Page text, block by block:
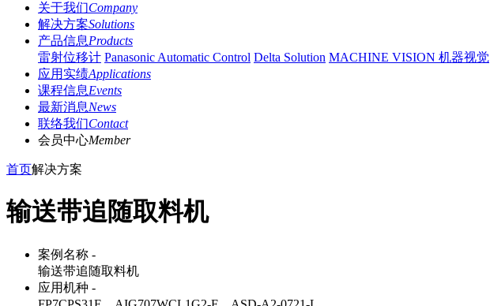
关于我们Company
解决方案Solutions
产品信息Products
雷射位移计 Panasonic Automatic Control Delta Solution MACHINE VISION 机器视觉
应用实绩Applications
课程信息Events
最新消息News
联络我们Contact
会员中心Member
首页解决方案
输送带追随取料机
案例名称 -
输送带追随取料机
应用机种 -